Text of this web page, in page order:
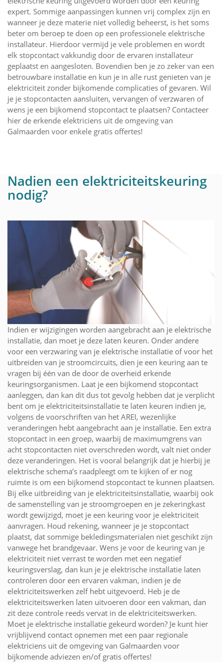
expert. Sommige aanpassingen kunnen vrij complex zijn en
wanneer je deze materie niet volledig beheerst, is het soms
beter om beroep te doen op een professionele elektrische
installateur. Hierdoor vermijd je vele problemen en wordt
elk stopcontact vakkundig door de ervaren installateur
geplaatst en aangesloten. Bovendien ben je zo zeker van een
betrouwbare installatie en kun je in alle rust genieten van je
elektriciteit zonder bijkomende complicaties of gevaren. Wil
je je stopcontacten aansluiten, vervangen of verzwaren of
wens je een bijkomend stopcontact te plaatsen? Contacteer
hier de erkende elektriciens uit de omgeving van
Galmaarden voor enkele gratis offertes!
Nadien een elektriciteitskeuring
nodig?
Indien er wijzigingen worden aangebracht aan je elektrische
installatie, dan moet je deze laten keuren. Onder andere
voor een verzwaring van je elektrische installatie of voor het
uitbreiden van je stroomcircuits, dien je een keuring aan te
vragen bij één van de door de overheid erkende
keuringsorganismen. Laat je een bijkomend stopcontact
aanleggen, dan kan dit dus tot gevolg hebben dat je verplicht
bent om je elektriciteitsinstallatie te laten keuren indien je,
volgens de voorschriften van het AREI, wezenlijke
veranderingen hebt aangebracht aan je installatie. Een extra
stopcontact in een groep, waarbij de maximumgrens van
acht stopcontacten niet overschreden wordt, valt niet onder
deze veranderingen. Het is vooral belangrijk dat je hierbij je
elektrische schema’s raadpleegt om te kijken of er nog
ruimte is om een bijkomend stopcontact te kunnen plaatsen.
Bij elke uitbreiding van je elektriciteitsinstallatie, waarbij ook
de samenstelling van je stroomgroepen en je zekeringkast
wordt gewijzigd, moet je een keuring voor je elektriciteit
aanvragen. Houd rekening, wanneer je je stopcontact
plaatst, dat sommige bekledingsmaterialen niet geschikt zijn
vanwege het brandgevaar. Wens je voor de keuring van je
elektriciteit niet verrast te worden met een negatief
keuringsverslag, dan kun je je elektrische installatie laten
controleren door een ervaren vakman, indien je de
elektriciteitswerken zelf hebt uitgevoerd. Heb je de
elektriciteitswerken laten uitvoeren door een vakman, dan
zit deze controle reeds vervat in de elektriciteitswerken.
Moet je elektrische installatie gekeurd worden? Je kunt hier
vrijblijvend contact opnemen met een paar regionale
elektriciens uit de omgeving van Galmaarden voor
bijkomende adviezen en/of gratis offertes!